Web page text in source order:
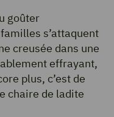
goûter
s’attaquent
creusée dans une
effrayant,
plus, c’est de
chaire de ladite